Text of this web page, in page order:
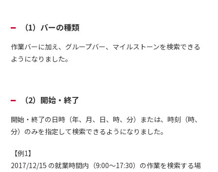
（1）バーの種類
作業バーに加え、グループバー、マイルストーンを検索できる
ようになりました。
（2）開始・終了
開始・終了の日時（年、月、日、時、分）または、時刻（時、
分）のみを指定して検索できるようになりました。
【例1】
2017/12/15 の就業時間内（9:00～17:30）の作業を検索する場